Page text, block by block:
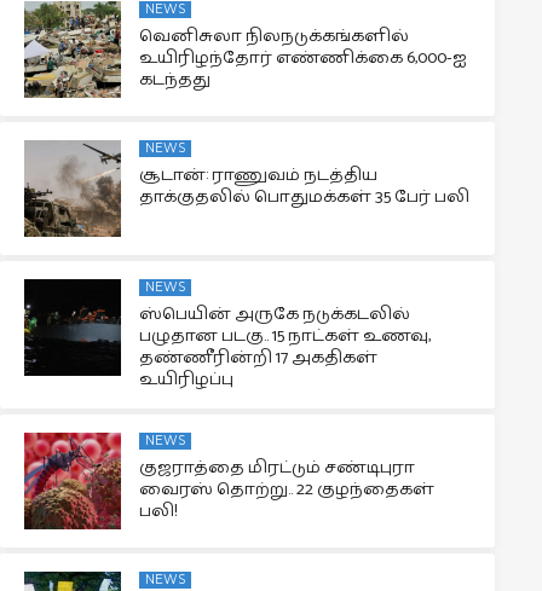
NEWS
வெனிசுலா நிலநடுக்கங்களில்
உயிரிழந்தோர் எண்ணிக்கை 6,000-ஐ
கடந்தது
NEWS
சூடான்: ராணுவம் நடத்திய
தாக்குதலில் பொதுமக்கள் 35 பேர் பலி
NEWS
ஸ்பெயின் அருகே நடுக்கடலில்
பழுதான படகு.. 15 நாட்கள் உணவு,
தண்ணீரின்றி 17 அகதிகள்
உயிரிழப்பு
NEWS
குஜராத்தை மிரட்டும் சண்டிபுரா
வைரஸ் தொற்று.. 22 குழந்தைகள்
பலி!
NEWS